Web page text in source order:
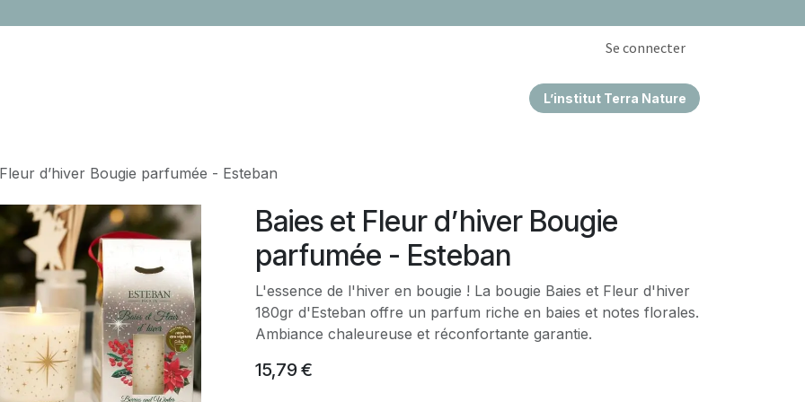
Se connecter
L’institut Terra Nature
d’hiver Bougie parfumée - Esteban
Baies et Fleur d’hiver Bougie
parfumée - Esteban
L'essence de l'hiver en bougie ! La bougie Baies et Fleur d'hiver
180gr d'Esteban offre un parfum riche en baies et notes florales.
Ambiance chaleureuse et réconfortante garantie.
15,79€